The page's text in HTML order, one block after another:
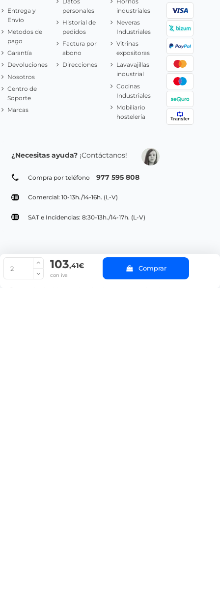
103,41€
con iva
Comprar
La cantidad mínima en el pedido de compra para el producto es 2.
Entrega y
Envío
Metodos de
pago
Garantía
Devoluciones
Nosotros
Centro de
Soporte
Marcas
personales
Historial de
pedidos
Factura por
abono
Direcciones
industriales
Neveras
Industriales
Vitrinas
expositoras
Lavavajillas
industrial
Cocinas
Industriales
Mobiliario
hostelería
¿Necesitas ayuda? ¡Contáctanos!
Compra por teléfono 977 595 808
Comercial: 10-13h./14-16h. (L-V)
SAT e Incidencias: 8:30-13h./14-17h. (L-V)
© Copyright 2022 PepeBar.com |
Aviso legal y
Condiciones generales de compra |